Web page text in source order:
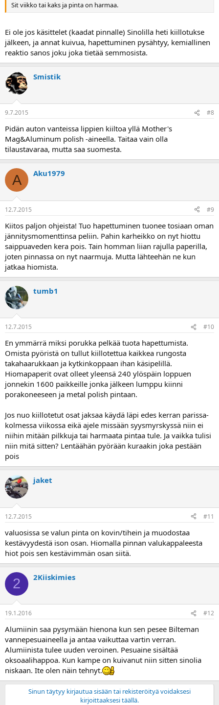
Sit viikko tai kaks ja pinta on harmaa.
Ei ole jos käsittelet (kaadat pinnalle) Sinolilla heti kiillotukse
jälkeen, ja annat kuivua, hapettuminen pysähtyy, kemiallinen
reaktio sanos joku joka tietää semmosista.
Smistik
9.7.2015 #8
Pidän auton vanteissa lippien kiiltoa yllä Mother's
Mag&Aluminum polish -aineella. Taitaa vain olla
tilaustavaraa, mutta saa suomesta.
A Aku1979
12.7.2015 #9
Kiitos paljon ohjeista! Tuo hapettuminen tuonee tosiaan oman
jännitysmomenttinsa peliin. Pahin karheikko on nyt hiottu
saippuaveden kera pois. Tain homman liian rajulla paperilla,
joten pinnassa on nyt naarmuja. Mutta lähteehän ne kun
jatkaa hiomista.
tumb1
12.7.2015 #10
En ymmärrä miksi porukka pelkää tuota hapettumista.
Omista pyöristä on tullut kiillotettua kaikkea rungosta
takahaarukkaan ja kytkinkoppaan ihan käsipelillä.
Hiomapaperit ovat olleet yleensä 240 ylöspäin loppuen
jonnekin 1600 paikkeille jonka jälkeen lumppu kiinni
porakoneeseen ja metal polish pintaan.
Jos nuo kiillotetut osat jaksaa käydä läpi edes kerran parissa-
kolmessa viikossa eikä ajele missään syysmyrskyssä niin ei
niihin mitään pilkkuja tai harmaata pintaa tule. Ja vaikka tulisi
niin mitä sitten? Lentäähän pyörään kuraakin joka pestään
pois
jaket
12.7.2015 #11
valuosissa se valun pinta on kovin/tihein ja muodostaa
kestävyydestä ison osan. Hiomalla pinnan valukappaleesta
hiot pois sen kestävimmän osan siitä.
2 2Kiiskimies
19.1.2016 #12
Alumiinin saa pysymään hienona kun sen pesee Bilteman
vannepesuaineella ja antaa vaikuttaa vartin verran.
Alumiinista tulee uuden veroinen. Pesuaine sisältää
oksoaalihappoa. Kun kampe on kuivanut niin sitten sinolia
niskaan. Ite olen näin tehnyt.
Sinun täytyy kirjautua sisään tai rekisteröityä voidaksesi
kirjoittaaksesi täällä.